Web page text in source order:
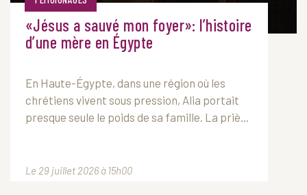
«Jésus a sauvé mon foyer»: l’histoire
d’une mère en Égypte
En Haute-Égypte, dans une région où les
chrétiens vivent sous pression, Alia portait
presque seule le poids de sa famille. La priè...
Le 29 juillet 2026 à 15h00